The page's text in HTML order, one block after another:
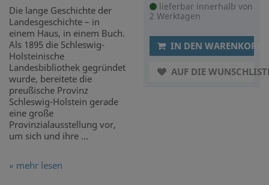
Die lange Geschichte der
Landesgeschichte – in
einem Haus, in einem Buch.
Als 1895 die Schleswig-
Holsteinische
Landesbibliothek gegründet
wurde, bereitete die
preußische Provinz
Schleswig-Holstein gerade
eine große
Provinzialausstellung vor,
um sich und ihre ...
» mehr lesen
lieferbar innerhalb von
2 Werktagen
IN DEN WARENKORB
AUF DIE